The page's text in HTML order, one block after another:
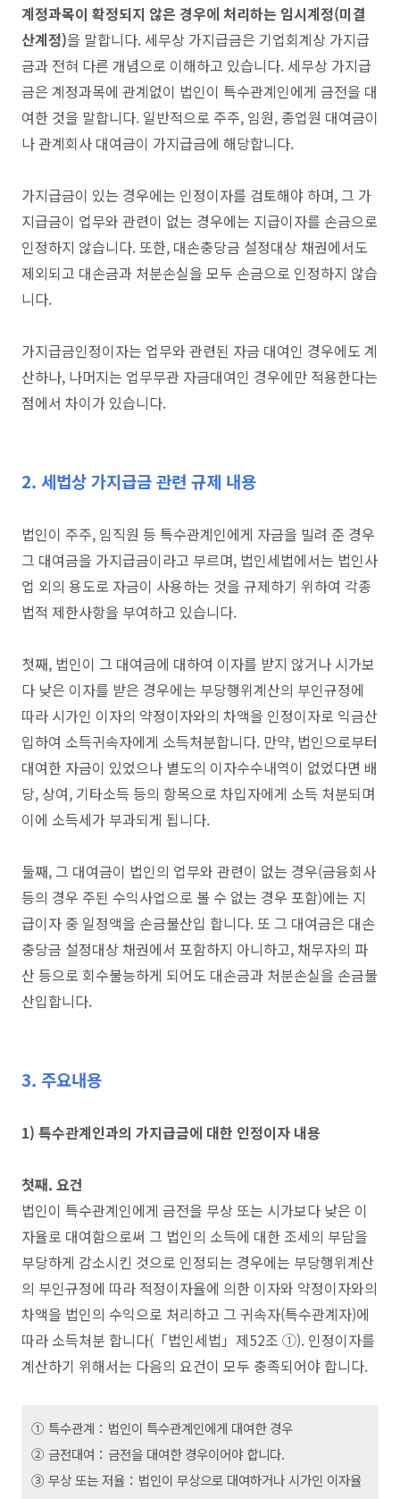
계정과목이 확정되지 않은 경우에 처리하는 임시계정(미결
산계정)을 말합니다. 세무상 가지급금은 기업회계상 가지급
금과 전혀 다른 개념으로 이해하고 있습니다. 세무상 가지급
금은 계정과목에 관계없이 법인이 특수관계인에게 금전을 대
여한 것을 말합니다. 일반적으로 주주, 임원, 종업원 대여금이
나 관계회사 대여금이 가지급금에 해당합니다.
가지급금이 있는 경우에는 인정이자를 검토해야 하며, 그 가
지급금이 업무와 관련이 없는 경우에는 지급이자를 손금으로
인정하지 않습니다. 또한, 대손충당금 설정대상 채권에서도
제외되고 대손금과 처분손실을 모두 손금으로 인정하지 않습
니다.
가지급금인정이자는 업무와 관련된 자금 대여인 경우에도 계
산하나, 나머지는 업무무관 자금대여인 경우에만 적용한다는
점에서 차이가 있습니다.
2. 세법상 가지급금 관련 규제 내용
법인이 주주, 임직원 등 특수관계인에게 자금을 빌려 준 경우
그 대여금을 가지급금이라고 부르며, 법인세법에서는 법인사
업 외의 용도로 자금이 사용하는 것을 규제하기 위하여 각종
법적 제한사항을 부여하고 있습니다.
첫째, 법인이 그 대여금에 대하여 이자를 받지 않거나 시가보
다 낮은 이자를 받은 경우에는 부당행위계산의 부인규정에
따라 시가인 이자의 약정이자와의 차액을 인정이자로 익금산
입하여 소득귀속자에게 소득처분합니다. 만약, 법인으로부터
대여한 자금이 있었으나 별도의 이자수수내역이 없었다면 배
당, 상여, 기타소득 등의 항목으로 차입자에게 소득 처분되며
이에 소득세가 부과되게 됩니다.
둘째, 그 대여금이 법인의 업무와 관련이 없는 경우(금융회사
등의 경우 주된 수익사업으로 볼 수 없는 경우 포함)에는 지
급이자 중 일정액을 손금불산입 합니다. 또 그 대여금은 대손
충당금 설정대상 채권에서 포함하지 아니하고, 채무자의 파
산 등으로 회수불능하게 되어도 대손금과 처분손실을 손금불
산입합니다.
3. 주요내용
1) 특수관계인과의 가지급금에 대한 인정이자 내용
첫째. 요건
법인이 특수관계인에게 금전을 무상 또는 시가보다 낮은 이
자율로 대여함으로써 그 법인의 소득에 대한 조세의 부담을
부당하게 감소시킨 것으로 인정되는 경우에는 부당행위계산
의 부인규정에 따라 적정이자율에 의한 이자와 약정이자와의
차액을 법인의 수익으로 처리하고 그 귀속자(특수관계자)에
따라 소득처분 합니다(「법인세법」제52조 ①). 인정이자를
계산하기 위해서는 다음의 요건이 모두 충족되어야 합니다.
① 특수관계：법인이 특수관계인에게 대여한 경우
② 금전대여：금전을 대여한 경우이어야 합니다.
③ 무상 또는 저율：법인이 무상으로 대여하거나 시가인 이자율